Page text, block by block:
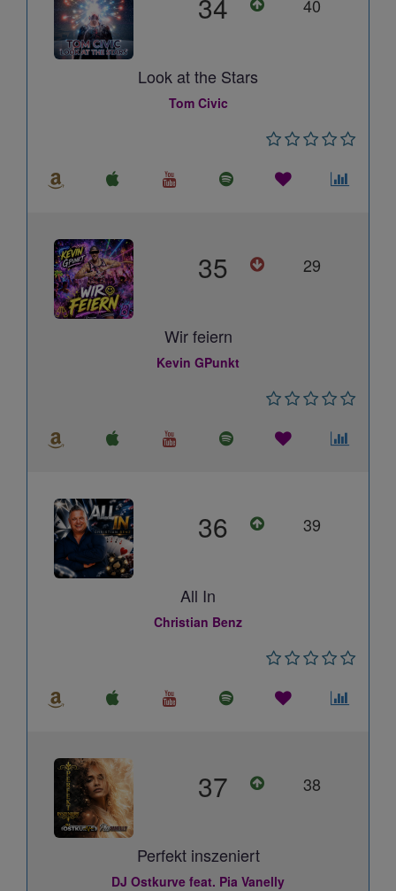
40
Look at the Stars
Tom Civic
35 29
Wir feiern
Kevin GPunkt
36 39
All In
Christian Benz
37 38
Perfekt inszeniert
DJ Ostkurve feat. Pia Vanelly